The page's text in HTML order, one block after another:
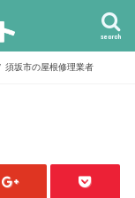
search
須坂市の屋根修理業者